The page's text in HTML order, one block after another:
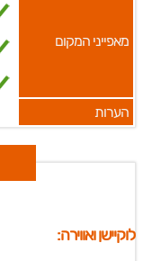
מאפייני המקום
הערות
לוקיישן ואווירה: